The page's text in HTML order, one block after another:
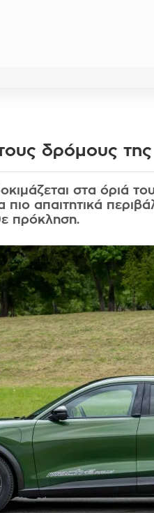
δρόμους
στα όριά
πιο απαιτητικά
πρόκληση.